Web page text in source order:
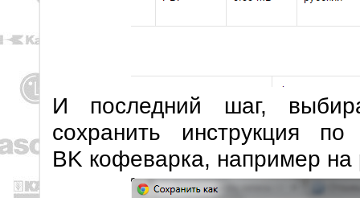
И последний шаг,
сохранить инструкция
BK кофеварка, например на